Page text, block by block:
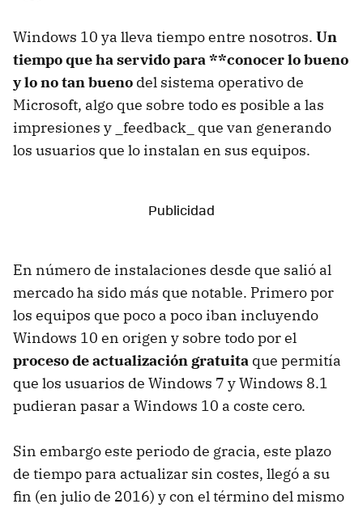
Windows 10 ya lleva tiempo entre nosotros. Un
tiempo que ha servido para **conocer lo bueno
y lo no tan bueno del sistema operativo de
Microsoft, algo que sobre todo es posible a las
impresiones y _feedback_ que van generando
los usuarios que lo instalan en sus equipos.
En número de instalaciones desde que salió al
mercado ha sido más que notable. Primero por
los equipos que poco a poco iban incluyendo
Windows 10 en origen y sobre todo por el
proceso de actualización gratuita que permitía
que los usuarios de Windows 7 y Windows 8.1
pudieran pasar a Windows 10 a coste cero.
Sin embargo este periodo de gracia, este plazo
de tiempo para actualizar sin costes, llegó a su
fin (en julio de 2016) y con el término del mismo